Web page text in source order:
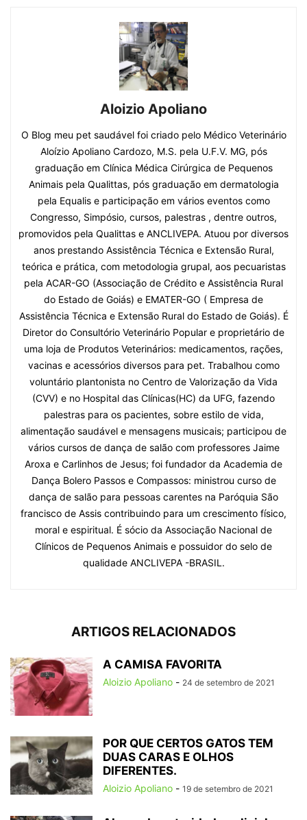
Aloizio Apoliano
O Blog meu pet saudável foi criado pelo Médico Veterinário
Aloízio Apoliano Cardozo, M.S. pela U.F.V. MG, pós
graduação em Clínica Médica Cirúrgica de Pequenos
Animais pela Qualittas, pós graduação em dermatologia
pela Equalis e participação em vários eventos como
Congresso, Simpósio, cursos, palestras , dentre outros,
promovidos pela Qualittas e ANCLIVEPA. Atuou por diversos
anos prestando Assistência Técnica e Extensão Rural,
teórica e prática, com metodologia grupal, aos pecuaristas
pela ACAR-GO (Associação de Crédito e Assistência Rural
do Estado de Goiás) e EMATER-GO ( Empresa de
Assistência Técnica e Extensão Rural do Estado de Goiás). É
Diretor do Consultório Veterinário Popular e proprietário de
uma loja de Produtos Veterinários: medicamentos, rações,
vacinas e acessórios diversos para pet. Trabalhou como
voluntário plantonista no Centro de Valorização da Vida
(CVV) e no Hospital das Clínicas(HC) da UFG, fazendo
palestras para os pacientes, sobre estilo de vida,
alimentação saudável e mensagens musicais; participou de
vários cursos de dança de salão com professores Jaime
Aroxa e Carlinhos de Jesus; foi fundador da Academia de
Dança Bolero Passos e Compassos: ministrou curso de
dança de salão para pessoas carentes na Paróquia São
francisco de Assis contribuindo para um crescimento físico,
moral e espiritual. É sócio da Associação Nacional de
Clínicos de Pequenos Animais e possuidor do selo de
qualidade ANCLIVEPA -BRASIL.
ARTIGOS RELACIONADOS
A CAMISA FAVORITA
Aloizio Apoliano - 24 de setembro de 2021
POR QUE CERTOS GATOS TEM
DUAS CARAS E OLHOS
DIFERENTES.
Aloizio Apoliano - 19 de setembro de 2021